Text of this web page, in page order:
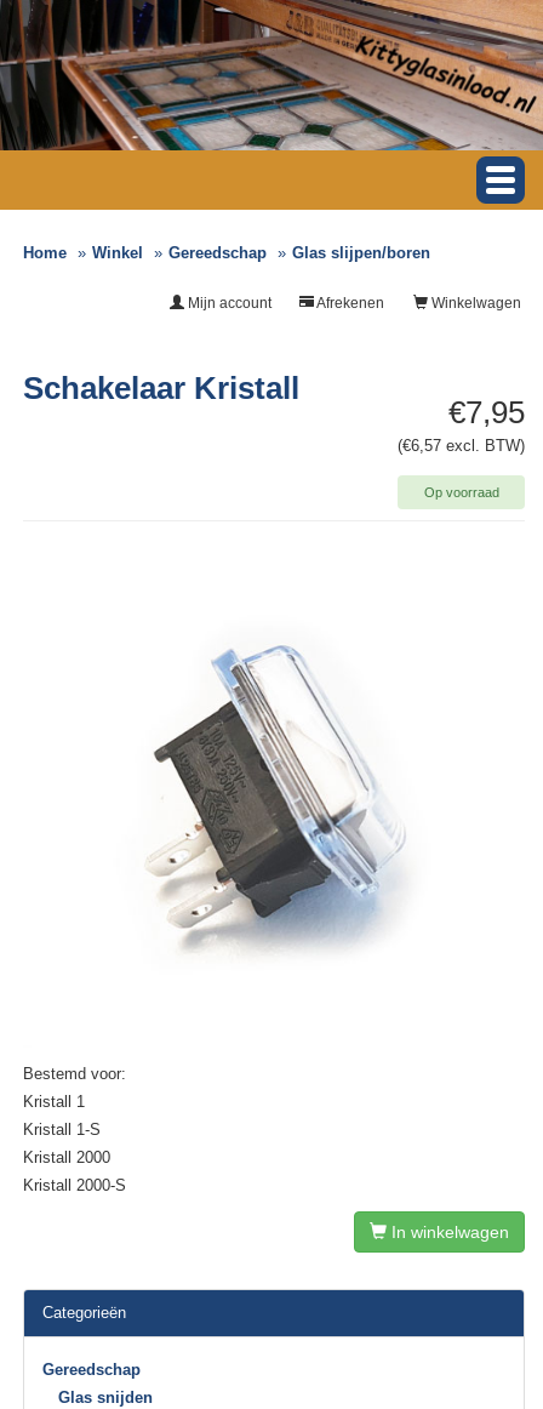
Home Winkel Gereedschap Glas slijpen/boren
Winkelwagen
Afrekenen
Mijn account
€7,95
(€6,57 excl. BTW)
Op voorraad
Schakelaar Kristall
Bestemd voor:
Kristall 1
Kristall 1-S
Kristall 2000
Kristall 2000-S
In winkelwagen
Categorieën
Gereedschap
Glas snijden